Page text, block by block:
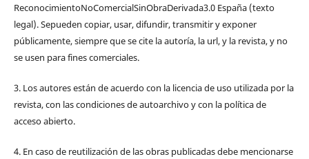
ReconocimientoNoComercialSinObraDerivada3.0 España (texto
legal). Sepueden copiar, usar, difundir, transmitir y exponer
públicamente, siempre que se cite la autoría, la url, y la revista, y no
se usen para fines comerciales.
3. Los autores están de acuerdo con la licencia de uso utilizada por la
revista, con las condiciones de autoarchivo y con la política de
acceso abierto.
4. En caso de reutilización de las obras publicadas debe mencionarse